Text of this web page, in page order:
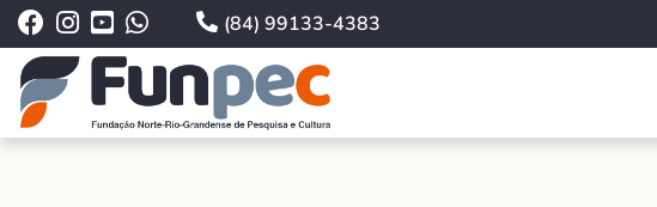
(84) 99133-4383